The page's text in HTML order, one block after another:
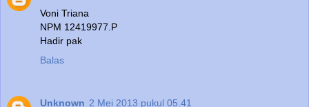
Voni Triana
NPM 12419977.P
Hadir pak
Balas
Unknown 2 Mei 2013 pukul 05.41